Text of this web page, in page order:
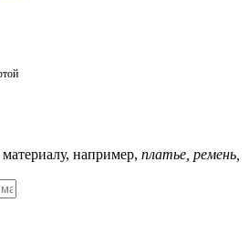
например, платье, ремень,